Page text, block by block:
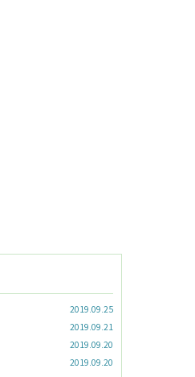
2019.09.25
2019.09.21
2019.09.20
2019.09.20